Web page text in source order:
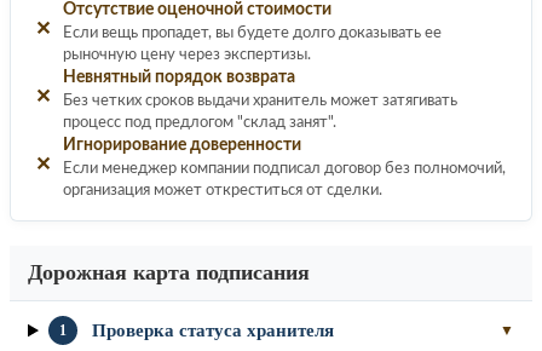
✕
Отсутствие оценочной стоимости
Если вещь пропадет, вы будете долго доказывать ее
рыночную цену через экспертизы.
✕
Невнятный порядок возврата
Без четких сроков выдачи хранитель может затягивать
процесс под предлогом "склад занят".
✕
Игнорирование доверенности
Если менеджер компании подписал договор без полномочий,
организация может откреститься от сделки.
Дорожная карта подписания
1 Проверка статуса хранителя ▼